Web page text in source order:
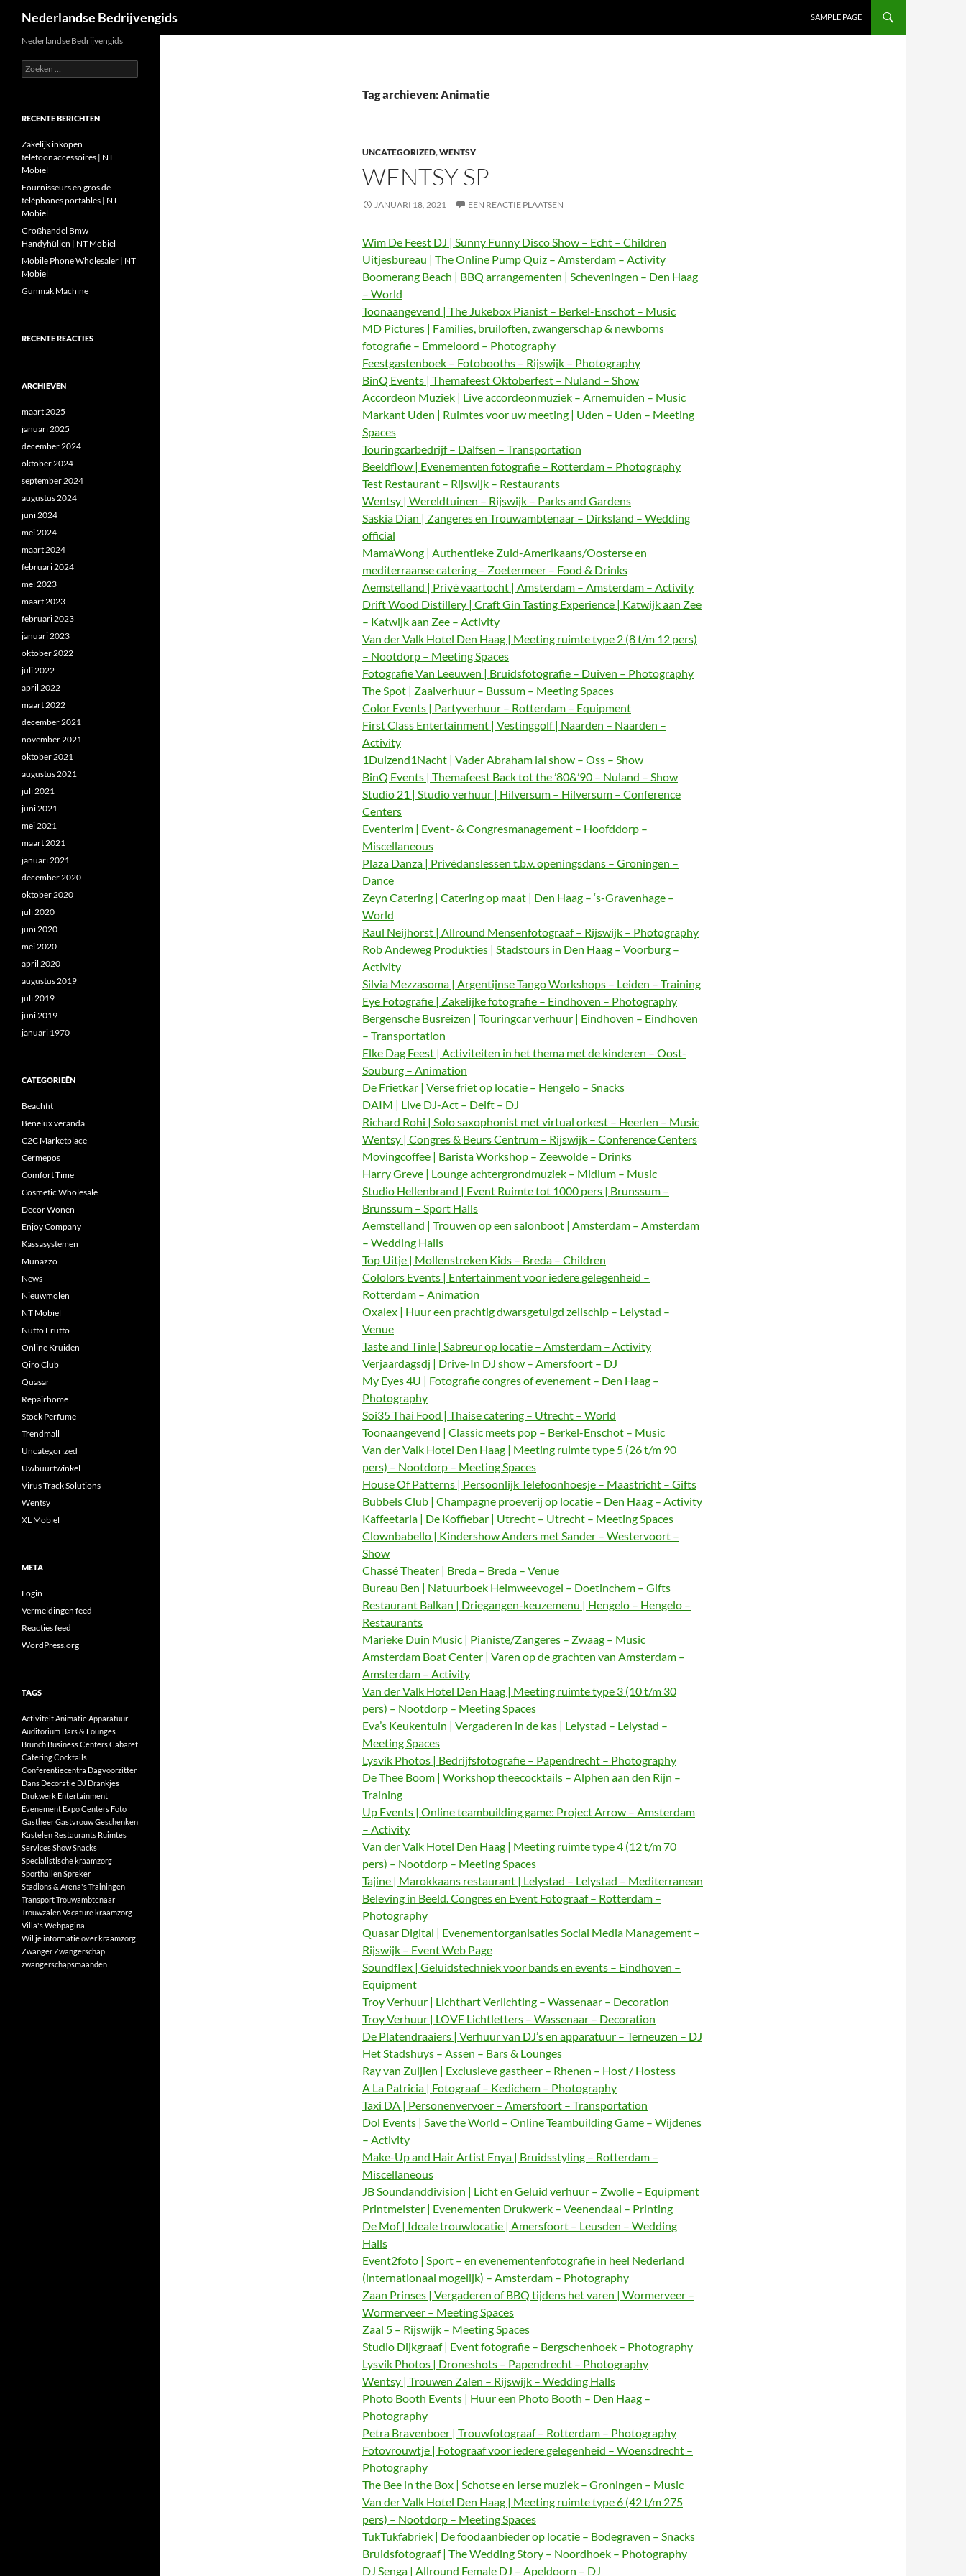
Nederlandse Bedrijvengids SAMPLE PAGE
Tag archieven: Animatie
UNCATEGORIZED,WENTSY
WENTSY SP
JANUARI 18, 2021 EEN REACTIE PLAATSEN
Wim De Feest DJ | Sunny Funny Disco Show – Echt – Children
Uitjesbureau | The Online Pump Quiz – Amsterdam – Activity
Boomerang Beach | BBQ arrangementen | Scheveningen – Den Haag
– World
Toonaangevend | The Jukebox Pianist – Berkel-Enschot – Music
MD Pictures | Families, bruiloften, zwangerschap & newborns
fotografie – Emmeloord – Photography
Feestgastenboek – Fotobooths – Rijswijk – Photography
BinQ Events | Themafeest Oktoberfest – Nuland – Show
Accordeon Muziek | Live accordeonmuziek – Arnemuiden – Music
Markant Uden | Ruimtes voor uw meeting | Uden – Uden – Meeting
Spaces
Touringcarbedrijf – Dalfsen – Transportation
Beeldflow | Evenementen fotografie – Rotterdam – Photography
Test Restaurant – Rijswijk – Restaurants
Wentsy | Wereldtuinen – Rijswijk – Parks and Gardens
Saskia Dian | Zangeres en Trouwambtenaar – Dirksland – Wedding
official
MamaWong | Authentieke Zuid-Amerikaans/Oosterse en
mediterraanse catering – Zoetermeer – Food & Drinks
Aemstelland | Privé vaartocht | Amsterdam – Amsterdam – Activity
Drift Wood Distillery | Craft Gin Tasting Experience | Katwijk aan Zee
– Katwijk aan Zee – Activity
Van der Valk Hotel Den Haag | Meeting ruimte type 2 (8 t/m 12 pers)
– Nootdorp – Meeting Spaces
Fotografie Van Leeuwen | Bruidsfotografie – Duiven – Photography
The Spot | Zaalverhuur – Bussum – Meeting Spaces
Color Events | Partyverhuur – Rotterdam – Equipment
First Class Entertainment | Vestinggolf | Naarden – Naarden –
Activity
1Duizend1Nacht | Vader Abraham lal show – Oss – Show
BinQ Events | Themafeest Back tot the ’80&’90 – Nuland – Show
Studio 21 | Studio verhuur | Hilversum – Hilversum – Conference
Centers
Eventerim | Event- & Congresmanagement – Hoofddorp –
Miscellaneous
Plaza Danza | Privédanslessen t.b.v. openingsdans – Groningen –
Dance
Zeyn Catering | Catering op maat | Den Haag – ‘s-Gravenhage –
World
Raul Neijhorst | Allround Mensenfotograaf – Rijswijk – Photography
Rob Andeweg Produkties | Stadstours in Den Haag – Voorburg –
Activity
Silvia Mezzasoma | Argentijnse Tango Workshops – Leiden – Training
Eye Fotografie | Zakelijke fotografie – Eindhoven – Photography
Bergensche Busreizen | Touringcar verhuur | Eindhoven – Eindhoven
– Transportation
Elke Dag Feest | Activiteiten in het thema met de kinderen – Oost-
Souburg – Animation
De Frietkar | Verse friet op locatie – Hengelo – Snacks
DAIM | Live DJ-Act – Delft – DJ
Richard Rohi | Solo saxophonist met virtual orkest – Heerlen – Music
Wentsy | Congres & Beurs Centrum – Rijswijk – Conference Centers
Movingcoffee | Barista Workshop – Zeewolde – Drinks
Harry Greve | Lounge achtergrondmuziek – Midlum – Music
Studio Hellenbrand | Event Ruimte tot 1000 pers | Brunssum –
Brunssum – Sport Halls
Aemstelland | Trouwen op een salonboot | Amsterdam – Amsterdam
– Wedding Halls
Top Uitje | Mollenstreken Kids – Breda – Children
Cololors Events | Entertainment voor iedere gelegenheid –
Rotterdam – Animation
Oxalex | Huur een prachtig dwarsgetuigd zeilschip – Lelystad –
Venue
Taste and Tinle | Sabreur op locatie – Amsterdam – Activity
Verjaardagsdj | Drive-In DJ show – Amersfoort – DJ
My Eyes 4U | Fotografie congres of evenement – Den Haag –
Photography
Soi35 Thai Food | Thaise catering – Utrecht – World
Toonaangevend | Classic meets pop – Berkel-Enschot – Music
Van der Valk Hotel Den Haag | Meeting ruimte type 5 (26 t/m 90
pers) – Nootdorp – Meeting Spaces
House Of Patterns | Persoonlijk Telefoonhoesje – Maastricht – Gifts
Bubbels Club | Champagne proeverij op locatie – Den Haag – Activity
Kaffeetaria | De Koffiebar | Utrecht – Utrecht – Meeting Spaces
Clownbabello | Kindershow Anders met Sander – Westervoort –
Show
Chassé Theater | Breda – Breda – Venue
Bureau Ben | Natuurboek Heimweevogel – Doetinchem – Gifts
Restaurant Balkan | Driegangen-keuzemenu | Hengelo – Hengelo –
Restaurants
Marieke Duin Music | Pianiste/Zangeres – Zwaag – Music
Amsterdam Boat Center | Varen op de grachten van Amsterdam –
Amsterdam – Activity
Van der Valk Hotel Den Haag | Meeting ruimte type 3 (10 t/m 30
pers) – Nootdorp – Meeting Spaces
Eva’s Keukentuin | Vergaderen in de kas | Lelystad – Lelystad –
Meeting Spaces
Lysvik Photos | Bedrijfsfotografie – Papendrecht – Photography
De Thee Boom | Workshop theecocktails – Alphen aan den Rijn –
Training
Up Events | Online teambuilding game: Project Arrow – Amsterdam
– Activity
Van der Valk Hotel Den Haag | Meeting ruimte type 4 (12 t/m 70
pers) – Nootdorp – Meeting Spaces
Tajine | Marokkaans restaurant | Lelystad – Lelystad – Mediterranean
Beleving in Beeld. Congres en Event Fotograaf – Rotterdam –
Photography
Quasar Digital | Evenementorganisaties Social Media Management –
Rijswijk – Event Web Page
Soundflex | Geluidstechniek voor bands en events – Eindhoven –
Equipment
Troy Verhuur | Lichthart Verlichting – Wassenaar – Decoration
Troy Verhuur | LOVE Lichtletters – Wassenaar – Decoration
De Platendraaiers | Verhuur van DJ’s en apparatuur – Terneuzen – DJ
Het Stadshuys – Assen – Bars & Lounges
Ray van Zuijlen | Exclusieve gastheer – Rhenen – Host / Hostess
A La Patricia | Fotograaf – Kedichem – Photography
Taxi DA | Personenvervoer – Amersfoort – Transportation
Dol Events | Save the World – Online Teambuilding Game – Wijdenes
– Activity
Make-Up and Hair Artist Enya | Bruidsstyling – Rotterdam –
Miscellaneous
JB Soundanddivision | Licht en Geluid verhuur – Zwolle – Equipment
Printmeister | Evenementen Drukwerk – Veenendaal – Printing
De Mof | Ideale trouwlocatie | Amersfoort – Leusden – Wedding
Halls
Event2foto | Sport – en evenementenfotografie in heel Nederland
(internationaal mogelijk) – Amsterdam – Photography
Zaan Prinses | Vergaderen of BBQ tijdens het varen | Wormerveer –
Wormerveer – Meeting Spaces
Zaal 5 – Rijswijk – Meeting Spaces
Studio Dijkgraaf | Event fotografie – Bergschenhoek – Photography
Lysvik Photos | Droneshots – Papendrecht – Photography
Wentsy | Trouwen Zalen – Rijswijk – Wedding Halls
Photo Booth Events | Huur een Photo Booth – Den Haag –
Photography
Petra Bravenboer | Trouwfotograaf – Rotterdam – Photography
Fotovrouwtje | Fotograaf voor iedere gelegenheid – Woensdrecht –
Photography
The Bee in the Box | Schotse en Ierse muziek – Groningen – Music
Van der Valk Hotel Den Haag | Meeting ruimte type 6 (42 t/m 275
pers) – Nootdorp – Meeting Spaces
TukTukfabriek | De foodaanbieder op locatie – Bodegraven – Snacks
Bruidsfotograaf | The Wedding Story – Noordhoek – Photography
DJ Senga | Allround Female DJ – Apeldoorn – DJ
Nederlandse Bedrijvengids
Zoeken
naar:
RECENTE BERICHTEN
Zakelijk inkopen
telefoonaccessoires | NT
Mobiel
Fournisseurs en gros de
téléphones portables | NT
Mobiel
Großhandel Bmw
Handyhüllen | NT Mobiel
Mobile Phone Wholesaler | NT
Mobiel
Gunmak Machine
RECENTE REACTIES
ARCHIEVEN
maart 2025
januari 2025
december 2024
oktober 2024
september 2024
augustus 2024
juni 2024
mei 2024
maart 2024
februari 2024
mei 2023
maart 2023
februari 2023
januari 2023
oktober 2022
juli 2022
april 2022
maart 2022
december 2021
november 2021
oktober 2021
augustus 2021
juli 2021
juni 2021
mei 2021
maart 2021
januari 2021
december 2020
oktober 2020
juli 2020
juni 2020
mei 2020
april 2020
augustus 2019
juli 2019
juni 2019
januari 1970
CATEGORIEËN
Beachfit
Benelux veranda
C2C Marketplace
Cermepos
Comfort Time
Cosmetic Wholesale
Decor Wonen
Enjoy Company
Kassasystemen
Munazzo
News
Nieuwmolen
NT Mobiel
Nutto Frutto
Online Kruiden
Qiro Club
Quasar
Repairhome
Stock Perfume
Trendmall
Uncategorized
Uwbuurtwinkel
Virus Track Solutions
Wentsy
XL Mobiel
META
Login
Vermeldingen feed
Reacties feed
WordPress.org
TAGS
ActiviteitAnimatieApparatuur
Auditorium Bars & Lounges
Brunch Business CentersCabaret
CateringCocktails
Conferentiecentra Dagvoorzitter
Dans Decoratie DJ Drankjes
Drukwerk Entertainment
Evenement Expo Centers Foto
GastheerGastvrouwGeschenken
Kastelen Restaurants Ruimtes
ServicesShowSnacks
Specialistische kraamzorg
SporthallenSpreker
Stadions & Arena'sTrainingen
TransportTrouwambtenaar
TrouwzalenVacature kraamzorg
Villa'sWebpagina
Wil je informatie over kraamzorg
ZwangerZwangerschap
zwangerschapsmaanden